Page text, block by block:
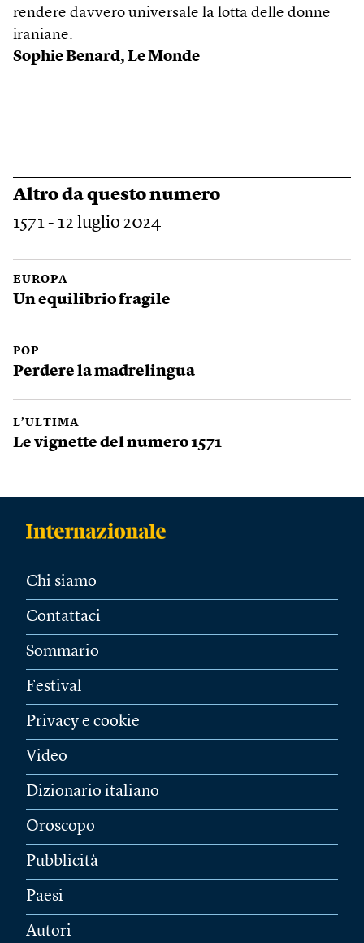
rendere davvero universale la lotta delle donne
iraniane.
Sophie Benard, Le Monde
Altro da questo numero
1571 - 12 luglio 2024
EUROPA
Un equilibrio fragile
POP
Perdere la madrelingua
L’ULTIMA
Le vignette del numero 1571
Chi siamo
Contattaci
Sommario
Festival
Privacy e cookie
Video
Dizionario italiano
Oroscopo
Pubblicità
Paesi
Autori